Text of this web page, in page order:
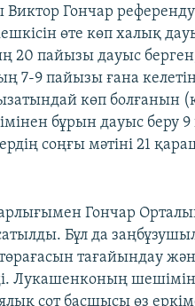
Виктор Гончар
өте көп халық
пайызы дауыс берген,
7-9 пайызы ғана
көп болғанын
бұрын дауыс беру
соңғы мәтіні 21
Гончар
Бұл да
тағайындау
Лукашенконың
сот басшысы өз